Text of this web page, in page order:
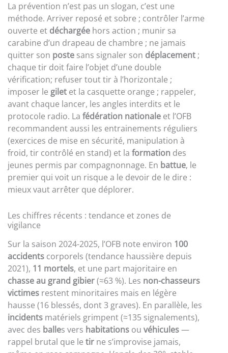
La prévention n’est pas un slogan, c’est une
méthode. Arriver reposé et sobre ; contrôler l’arme
ouverte et déchargée hors action ; munir sa
carabine d’un drapeau de chambre ; ne jamais
quitter son poste sans signaler son déplacement ;
chaque tir doit faire l’objet d’une double
vérification; refuser tout tir à l’horizontale ;
imposer le gilet et la casquette orange ; rappeler,
avant chaque lancer, les angles interdits et le
protocole radio. La fédération nationale et l’OFB
recommandent aussi les entrainements réguliers
(exercices de mise en sécurité, manipulation à
froid, tir contrôlé en stand) et la formation des
jeunes permis par compagnonnage. En battue, le
premier qui voit un risque a le devoir de le dire :
mieux vaut arrêter que déplorer.
Les chiffres récents : tendance et zones de
vigilance
Sur la saison 2024-2025, l’OFB note environ 100
accidents corporels (tendance haussière depuis
2021), 11 mortels, et une part majoritaire en
chasse au grand gibier(≈63 %). Les non-chasseurs
victimes restent minoritaires mais en légère
hausse (16 blessés, dont 3 graves). En parallèle, les
incidents matériels grimpent (≈135 signalements),
avec des balles vers habitations ou véhicules—
rappel brutal que le tir ne s’improvise jamais,